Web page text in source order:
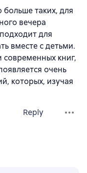
больше таких, для
вечера
для
вместе с детьми.
современных книг,
очень
которых, изучая
Reply